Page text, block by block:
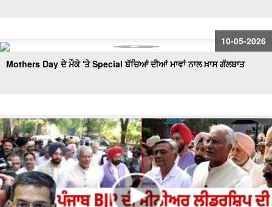
10-05-2026
Mothers Day ਦੇ ਮੌਕੇ 'ਤੇ Special ਬੱਚਿਆਂ ਦੀਆਂ ਮਾਵਾਂ ਨਾਲ ਖ਼ਾਸ ਗੱਲਬਾਤ